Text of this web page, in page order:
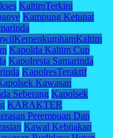
KaltimTerkini
Kampung Ketupat
Kapolda Kaltim Cup
Kapolresta Samarinda
KapolresTeraktif
Kawasan
Seberang Kapolsek
KARAKTER
Perempuan Dan
Kawal Kebijakan